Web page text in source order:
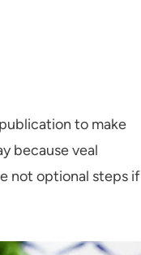
to make
because veal
not optional steps if